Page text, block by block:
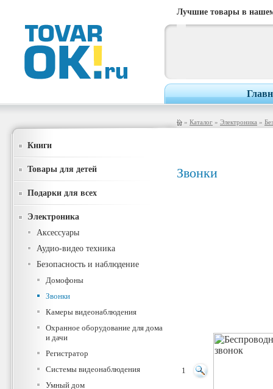
Лучшие товары в
» Каталог » Электроника »
Книги
Товары для детей
Подарки для всех
Электроника
Аксессуары
Аудио-видео техника
Безопасность и наблюдение
Домофоны
Звонки
Камеры видеонаблюдения
Охранное оборудование для дома
и дачи
Регистратор
Системы видеонаблюдения
Умный дом
Звонки
1